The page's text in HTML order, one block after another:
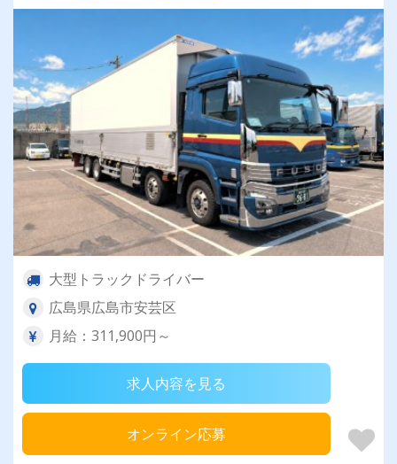
大型トラックドライバー
広島県広島市安芸区
月給：311,900円～
求人内容を見る
オンライン応募